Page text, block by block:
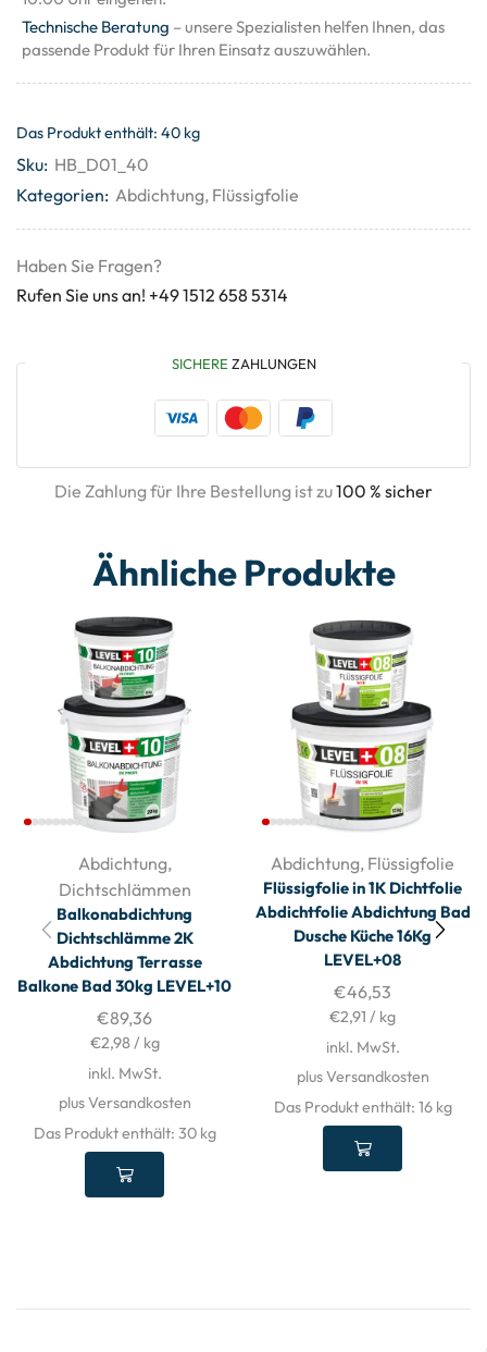
Technische Beratung – unsere Spezialisten helfen Ihnen, das
passende Produkt für Ihren Einsatz auszuwählen.
Das Produkt enthält: 40 kg
Sku: HB_D01_40
Kategorien: Abdichtung, Flüssigfolie
Haben Sie Fragen?
Rufen Sie uns an! +49 1512 658 5314
SICHERE ZAHLUNGEN
Die Zahlung für Ihre Bestellung ist zu100 % sicher
Ähnliche Produkte
Abdichtung,
Dichtschlämmen
Balkonabdichtung
Dichtschlämme 2K
Abdichtung Terrasse
Balkone Bad 30kg LEVEL+10
€89,36
€2,98/ kg
inkl. MwSt.
plus Versandkosten
Das Produkt enthält: 30 kg
Abdichtung, Flüssigfolie
Flüssigfolie in 1K Dichtfolie
Abdichtfolie Abdichtung Bad
Dusche Küche 16Kg
LEVEL+08
€46,53
€2,91 / kg
inkl. MwSt.
plus Versandkosten
Das Produkt enthält: 16 kg